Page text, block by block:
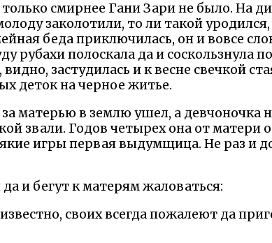
смирнее Гани Зари не было. На
заколотили, то ли такой
беда приключилась, он и вовсе
полоскала да и соскользнула
застудилась и к весне свечкой
деток на черное житье.
матерью в землю ушел, а девчоночка
звали. Годов четырех она от матери
игры первая выдумщица. Не раз и
и бегут к матерям жаловаться:
своих всегда пожалеют да